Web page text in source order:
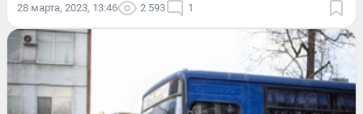
28 марта, 2023, 13:46 2 593 1